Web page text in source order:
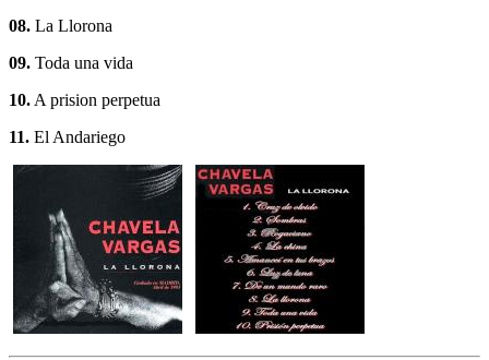
08. La Llorona
09. Toda una vida
10.A prision perpetua
11. El Andariego